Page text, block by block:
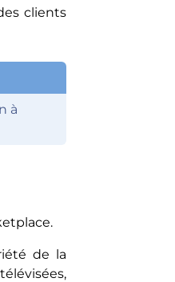
clients
à
de la